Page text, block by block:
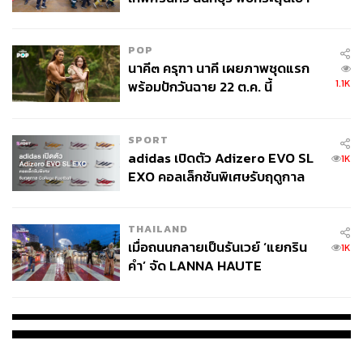
POP
นาคี๓ ครุฑา นาคี เผยภาพชุดแรก
พร้อมปักวันฉาย 22 ต.ค. นี้
1.1K
SPORT
adidas เปิดตัว Adizero EVO SL
EXO คอลเล็กชันพิเศษรับฤดูกาล
1K
THAILAND
เมื่อถนนกลายเป็นรันเวย์ ‘แยกริน
คำ’ จัด LANNA HAUTE
1K